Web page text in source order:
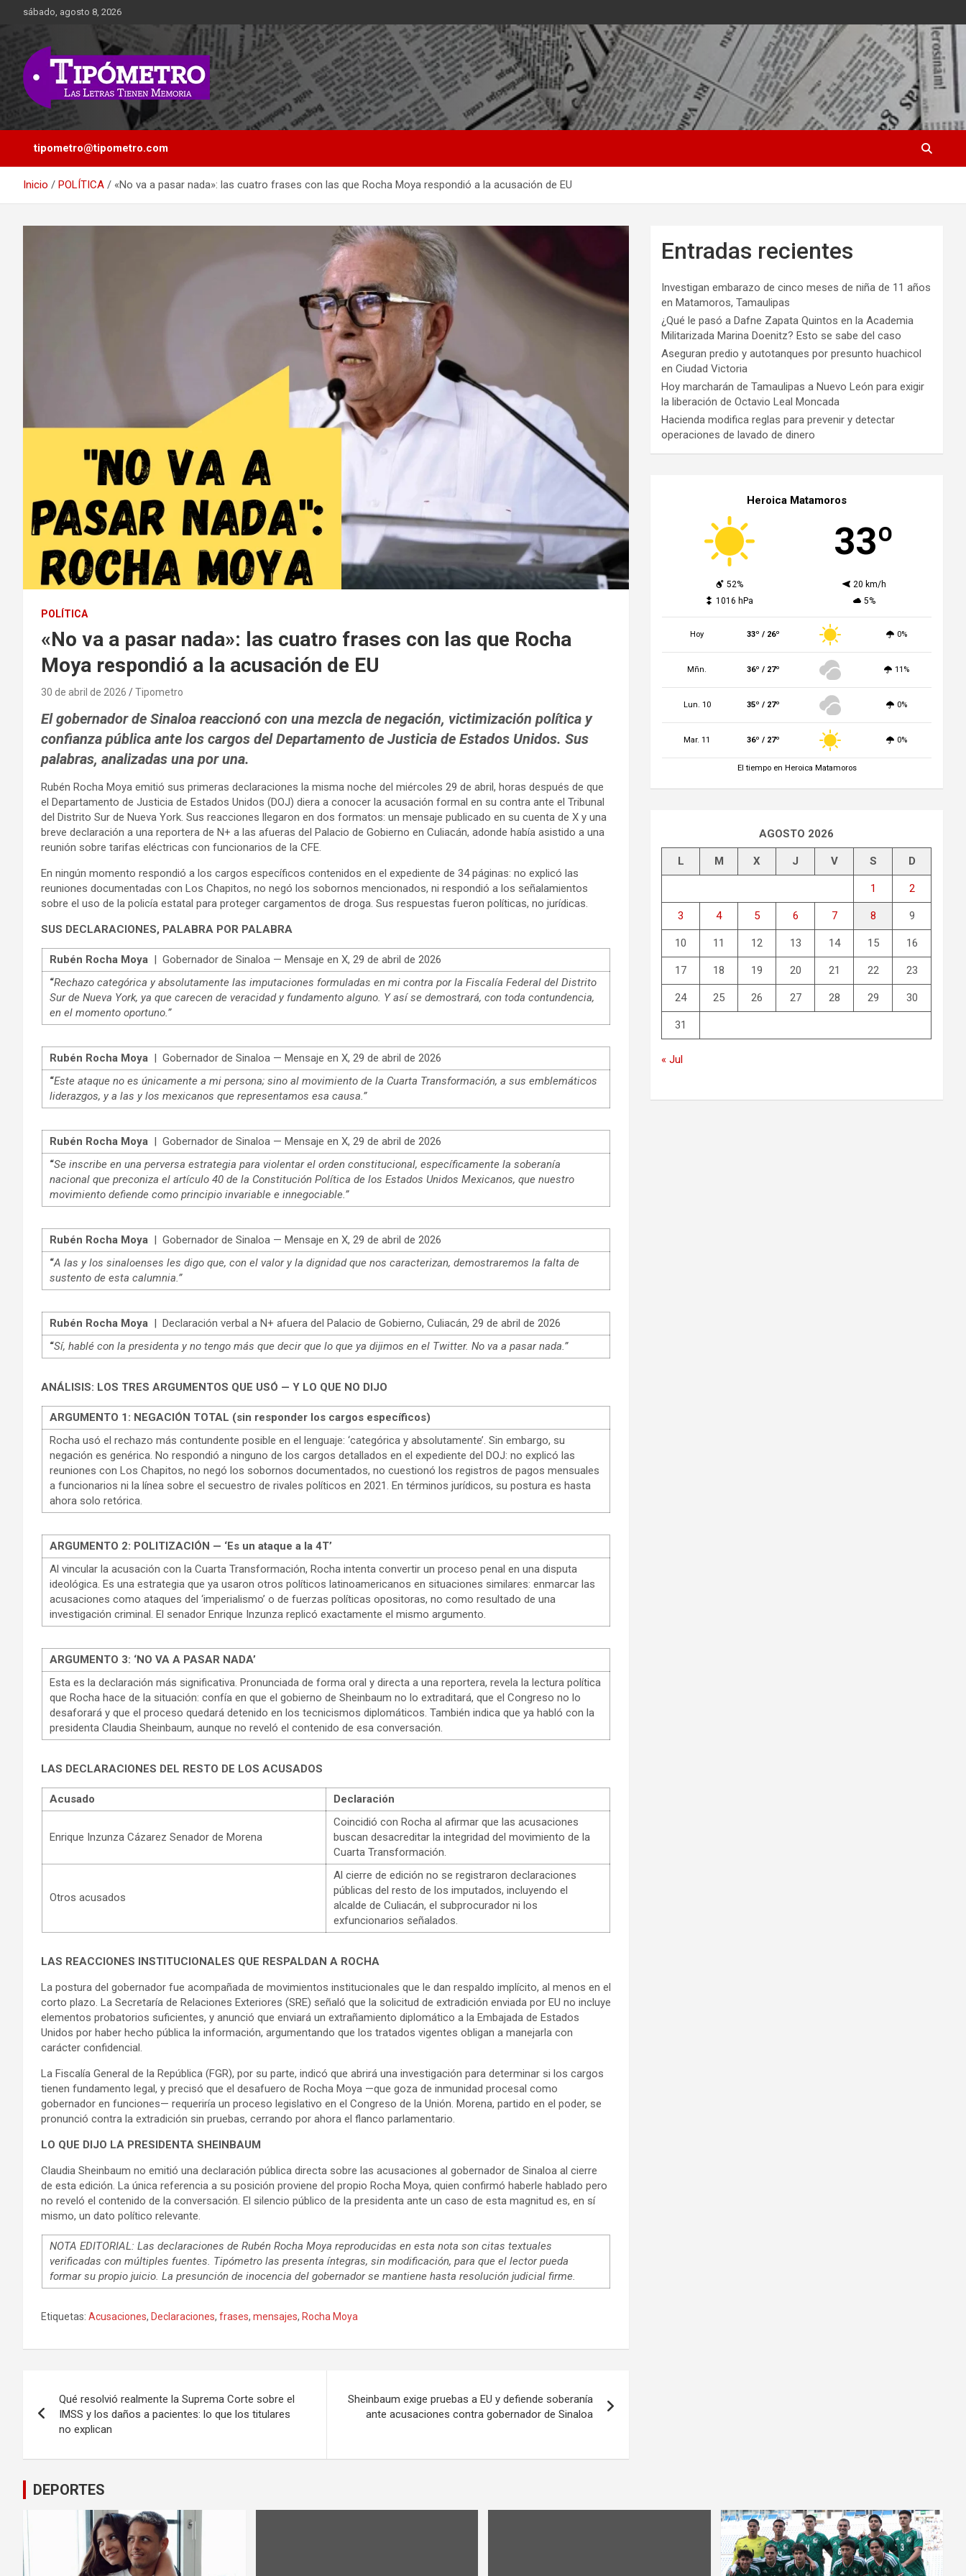
sábado, agosto 8, 2026
Tipometro
Las Letras Tienen Memoria
tipometro@tipometro.com
Inicio POLÍTICA «No va a pasar nada»: las cuatro frases con las que Rocha Moya respondió a la acusación de EU
POLÍTICA
«No va a pasar nada»: las cuatro frases con las que Rocha
Moya respondió a la acusación de EU
30 de abril de 2026 Tipometro
El gobernador de Sinaloa reaccionó con una mezcla de negación, victimización política y
confianza pública ante los cargos del Departamento de Justicia de Estados Unidos. Sus
palabras, analizadas una por una.
Rubén Rocha Moya emitió sus primeras declaraciones la misma noche del miércoles 29 de abril, horas después de que
el Departamento de Justicia de Estados Unidos (DOJ) diera a conocer la acusación formal en su contra ante el Tribunal
del Distrito Sur de Nueva York. Sus reacciones llegaron en dos formatos: un mensaje publicado en su cuenta de X y una
breve declaración a una reportera de N+ a las afueras del Palacio de Gobierno en Culiacán, adonde había asistido a una
reunión sobre tarifas eléctricas con funcionarios de la CFE.
En ningún momento respondió a los cargos específicos contenidos en el expediente de 34 páginas: no explicó las
reuniones documentadas con Los Chapitos, no negó los sobornos mencionados, ni respondió a los señalamientos
sobre el uso de la policía estatal para proteger cargamentos de droga. Sus respuestas fueron políticas, no jurídicas.
SUS DECLARACIONES, PALABRA POR PALABRA
Rubén Rocha Moya | Gobernador de Sinaloa — Mensaje en X, 29 de abril de 2026
“Rechazo categórica y absolutamente las imputaciones formuladas en mi contra por la Fiscalía Federal del Distrito
Sur de Nueva York, ya que carecen de veracidad y fundamento alguno. Y así se demostrará, con toda contundencia,
en el momento oportuno.”
Rubén Rocha Moya | Gobernador de Sinaloa — Mensaje en X, 29 de abril de 2026
“Este ataque no es únicamente a mi persona; sino al movimiento de la Cuarta Transformación, a sus emblemáticos
liderazgos, y a las y los mexicanos que representamos esa causa.”
Rubén Rocha Moya | Gobernador de Sinaloa — Mensaje en X, 29 de abril de 2026
“Se inscribe en una perversa estrategia para violentar el orden constitucional, específicamente la soberanía
nacional que preconiza el artículo 40 de la Constitución Política de los Estados Unidos Mexicanos, que nuestro
movimiento defiende como principio invariable e innegociable.”
Rubén Rocha Moya | Gobernador de Sinaloa — Mensaje en X, 29 de abril de 2026
“A las y los sinaloenses les digo que, con el valor y la dignidad que nos caracterizan, demostraremos la falta de
sustento de esta calumnia.”
Rubén Rocha Moya | Declaración verbal a N+ afuera del Palacio de Gobierno, Culiacán, 29 de abril de 2026
“Sí, hablé con la presidenta y no tengo más que decir que lo que ya dijimos en el Twitter. No va a pasar nada.”
ANÁLISIS: LOS TRES ARGUMENTOS QUE USÓ — Y LO QUE NO DIJO
ARGUMENTO 1: NEGACIÓN TOTAL (sin responder los cargos específicos)
Rocha usó el rechazo más contundente posible en el lenguaje: ‘categórica y absolutamente’. Sin embargo, su
negación es genérica. No respondió a ninguno de los cargos detallados en el expediente del DOJ: no explicó las
reuniones con Los Chapitos, no negó los sobornos documentados, no cuestionó los registros de pagos mensuales
a funcionarios ni la línea sobre el secuestro de rivales políticos en 2021. En términos jurídicos, su postura es hasta
ahora solo retórica.
ARGUMENTO 2: POLITIZACIÓN — ‘Es un ataque a la 4T’
Al vincular la acusación con la Cuarta Transformación, Rocha intenta convertir un proceso penal en una disputa
ideológica. Es una estrategia que ya usaron otros políticos latinoamericanos en situaciones similares: enmarcar las
acusaciones como ataques del ‘imperialismo’ o de fuerzas políticas opositoras, no como resultado de una
investigación criminal. El senador Enrique Inzunza replicó exactamente el mismo argumento.
ARGUMENTO 3: ‘NO VA A PASAR NADA’
Esta es la declaración más significativa. Pronunciada de forma oral y directa a una reportera, revela la lectura política
que Rocha hace de la situación: confía en que el gobierno de Sheinbaum no lo extraditará, que el Congreso no lo
desaforará y que el proceso quedará detenido en los tecnicismos diplomáticos. También indica que ya habló con la
presidenta Claudia Sheinbaum, aunque no reveló el contenido de esa conversación.
LAS DECLARACIONES DEL RESTO DE LOS ACUSADOS
Acusado Declaración
Enrique Inzunza Cázarez Senador de Morena
Coincidió con Rocha al afirmar que las acusaciones
buscan desacreditar la integridad del movimiento de la
Cuarta Transformación.
Otros acusados
Al cierre de edición no se registraron declaraciones
públicas del resto de los imputados, incluyendo el
alcalde de Culiacán, el subprocurador ni los
exfuncionarios señalados.
LAS REACCIONES INSTITUCIONALES QUE RESPALDAN A ROCHA
La postura del gobernador fue acompañada de movimientos institucionales que le dan respaldo implícito, al menos en el
corto plazo. La Secretaría de Relaciones Exteriores (SRE) señaló que la solicitud de extradición enviada por EU no incluye
elementos probatorios suficientes, y anunció que enviará un extrañamiento diplomático a la Embajada de Estados
Unidos por haber hecho pública la información, argumentando que los tratados vigentes obligan a manejarla con
carácter confidencial.
La Fiscalía General de la República (FGR), por su parte, indicó que abrirá una investigación para determinar si los cargos
tienen fundamento legal, y precisó que el desafuero de Rocha Moya —que goza de inmunidad procesal como
gobernador en funciones— requeriría un proceso legislativo en el Congreso de la Unión. Morena, partido en el poder, se
pronunció contra la extradición sin pruebas, cerrando por ahora el flanco parlamentario.
LO QUE DIJO LA PRESIDENTA SHEINBAUM
Claudia Sheinbaum no emitió una declaración pública directa sobre las acusaciones al gobernador de Sinaloa al cierre
de esta edición. La única referencia a su posición proviene del propio Rocha Moya, quien confirmó haberle hablado pero
no reveló el contenido de la conversación. El silencio público de la presidenta ante un caso de esta magnitud es, en sí
mismo, un dato político relevante.
NOTA EDITORIAL: Las declaraciones de Rubén Rocha Moya reproducidas en esta nota son citas textuales
verificadas con múltiples fuentes. Tipómetro las presenta íntegras, sin modificación, para que el lector pueda
formar su propio juicio. La presunción de inocencia del gobernador se mantiene hasta resolución judicial firme.
Etiquetas: Acusaciones, Declaraciones, frases, mensajes, Rocha Moya
de
entradas
Qué resolvió realmente la Suprema Corte sobre el
IMSS y los daños a pacientes: lo que los titulares
no explican
Sheinbaum exige pruebas a EU y defiende soberanía
ante acusaciones contra gobernador de Sinaloa
Entradas recientes
Investigan embarazo de cinco meses de niña de 11 años
en Matamoros, Tamaulipas
¿Qué le pasó a Dafne Zapata Quintos en la Academia
Militarizada Marina Doenitz? Esto se sabe del caso
Aseguran predio y autotanques por presunto huachicol
en Ciudad Victoria
Hoy marcharán de Tamaulipas a Nuevo León para exigir
la liberación de Octavio Leal Moncada
Hacienda modifica reglas para prevenir y detectar
operaciones de lavado de dinero
Heroica Matamoros
33º
52%
20 km/h
1016 hPa
5%
Hoy 33º / 26º 0%
Mñn. 36º / 27º 11%
Lun. 10 35º / 27º 0%
Mar. 11 36º / 27º 0%
El tiempo en Heroica Matamoros
AGOSTO 2026
L M X J V S D
1 2
3 4 5 6 7 8 9
10 11 12 13 14 15 16
17 18 19 20 21 22 23
24 25 26 27 28 29 30
31
« Jul
DEPORTES